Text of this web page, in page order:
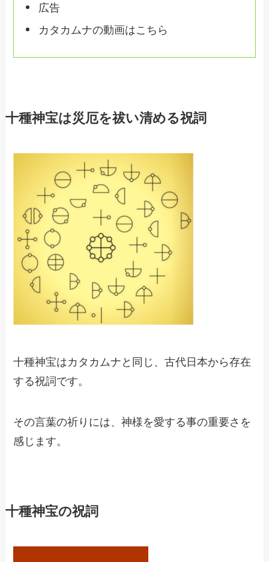
広告
カタカムナの動画はこちら
十種神宝は災厄を祓い清める祝詞
十種神宝はカタカムナと同じ、古代日本から存在
する祝詞です。
その言葉の祈りには、神様を愛する事の重要さを
感じます。
十種神宝の祝詞